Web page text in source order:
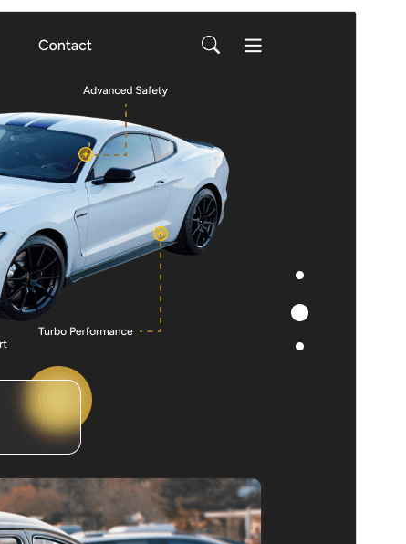
Версія
Last updated
Active installations
PHP version
Theme homepage